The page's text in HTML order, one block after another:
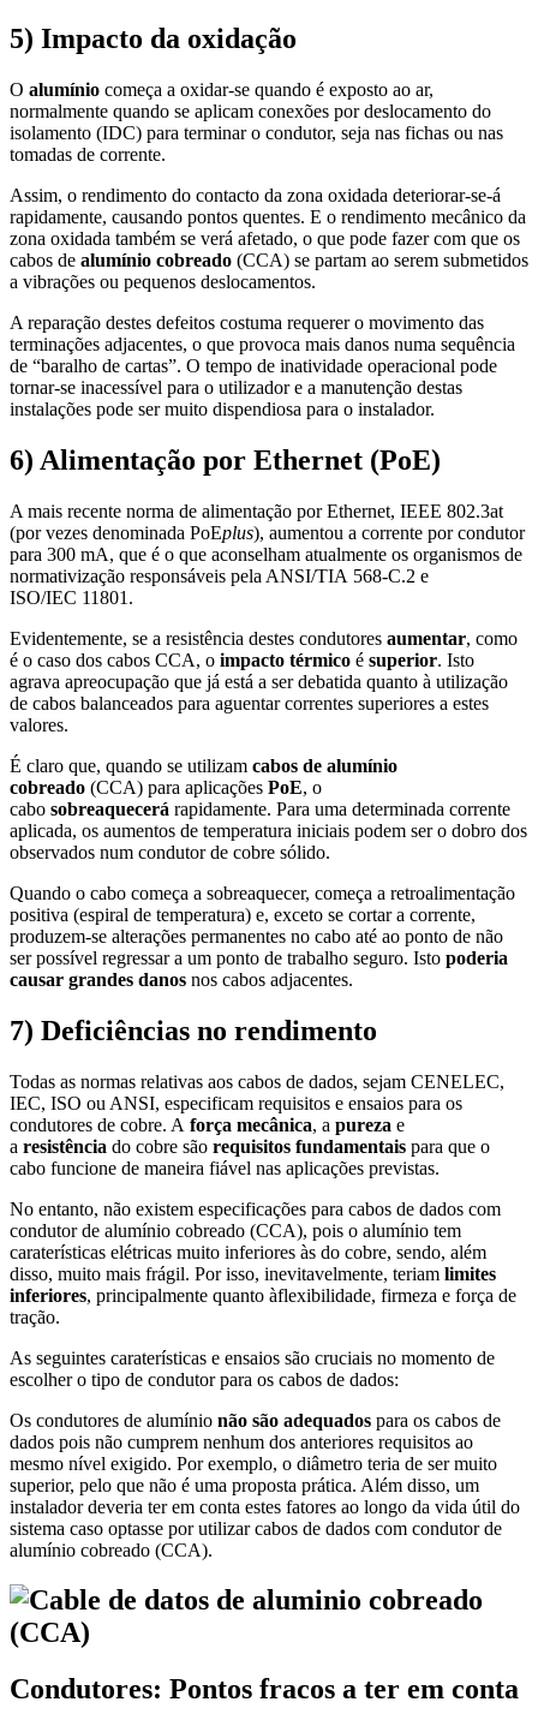
5) Impacto da oxidação
O alumínio começa a oxidar-se quando é exposto ao ar,
normalmente quando se aplicam conexões por deslocamento do
isolamento (IDC) para terminar o condutor, seja nas fichas ou nas
tomadas de corrente.
Assim, o rendimento do contacto da zona oxidada deteriorar-se-á
rapidamente, causando pontos quentes. E o rendimento mecânico da
zona oxidada também se verá afetado, o que pode fazer com que os
cabos de alumínio cobreado (CCA) se partam ao serem submetidos
a vibrações ou pequenos deslocamentos.
A reparação destes defeitos costuma requerer o movimento das
terminações adjacentes, o que provoca mais danos numa sequência
de “baralho de cartas”. O tempo de inatividade operacional pode
tornar-se inacessível para o utilizador e a manutenção destas
instalações pode ser muito dispendiosa para o instalador.
6) Alimentação por Ethernet (PoE)
A mais recente norma de alimentação por Ethernet, IEEE 802.3at
(por vezes denominada PoEplus), aumentou a corrente por condutor
para 300 mA, que é o que aconselham atualmente os organismos de
normativização responsáveis pela ANSI/TIA 568-C.2 e
ISO/IEC 11801.
Evidentemente, se a resistência destes condutores aumentar, como
é o caso dos cabos CCA, o impacto térmico é superior. Isto
agrava apreocupação que já está a ser debatida quanto à utilização
de cabos balanceados para aguentar correntes superiores a estes
valores.
É claro que, quando se utilizam cabos de alumínio
cobreado (CCA) para aplicações PoE, o
cabo sobreaquecerá rapidamente. Para uma determinada corrente
aplicada, os aumentos de temperatura iniciais podem ser o dobro dos
observados num condutor de cobre sólido.
Quando o cabo começa a sobreaquecer, começa a retroalimentação
positiva (espiral de temperatura) e, exceto se cortar a corrente,
produzem-se alterações permanentes no cabo até ao ponto de não
ser possível regressar a um ponto de trabalho seguro. Isto poderia
causar grandes danos nos cabos adjacentes.
7) Deficiências no rendimento
Todas as normas relativas aos cabos de dados, sejam CENELEC,
IEC, ISO ou ANSI, especificam requisitos e ensaios para os
condutores de cobre. A força mecânica, a pureza e
a resistência do cobre são requisitos fundamentais para que o
cabo funcione de maneira fiável nas aplicações previstas.
No entanto, não existem especificações para cabos de dados com
condutor de alumínio cobreado (CCA), pois o alumínio tem
caraterísticas elétricas muito inferiores às do cobre, sendo, além
disso, muito mais frágil. Por isso, inevitavelmente, teriam limites
inferiores, principalmente quanto àflexibilidade, firmeza e força de
tração.
As seguintes caraterísticas e ensaios são cruciais no momento de
escolher o tipo de condutor para os cabos de dados:
Os condutores de alumínio não são adequados para os cabos de
dados pois não cumprem nenhum dos anteriores requisitos ao
mesmo nível exigido. Por exemplo, o diâmetro teria de ser muito
superior, pelo que não é uma proposta prática. Além disso, um
instalador deveria ter em conta estes fatores ao longo da vida útil do
sistema caso optasse por utilizar cabos de dados com condutor de
alumínio cobreado (CCA).
Condutores: Pontos fracos a ter em conta